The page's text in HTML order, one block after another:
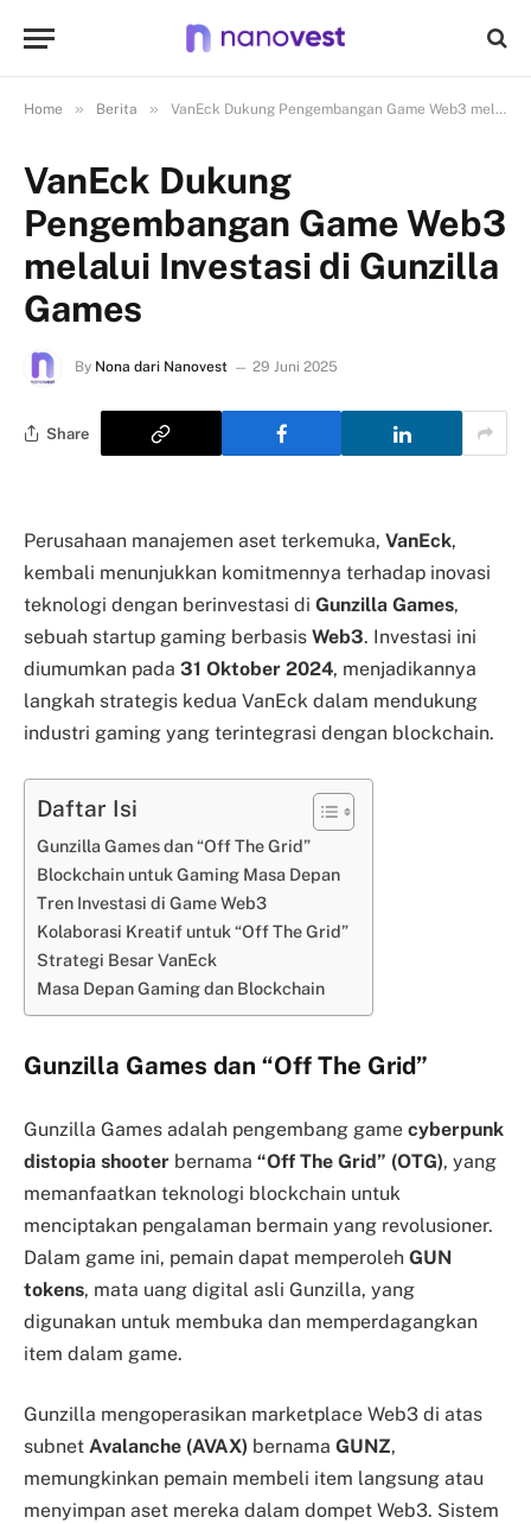
Home » Berita » VanEck Dukung Pengembangan Game Web3 melalui Investasi di Gunzilla Games
VanEck Dukung
Pengembangan Game Web3
melalui Investasi di Gunzilla
Games
By Nona dari Nanovest 29 Juni 2025
Share
Perusahaan manajemen aset terkemuka, VanEck,
kembali menunjukkan komitmennya terhadap inovasi
teknologi dengan berinvestasi di Gunzilla Games,
sebuah startup gaming berbasis Web3. Investasi ini
diumumkan pada 31 Oktober 2024, menjadikannya
langkah strategis kedua VanEck dalam mendukung
industri gaming yang terintegrasi dengan blockchain.
Daftar Isi
Gunzilla Games dan “Off The Grid”
Blockchain untuk Gaming Masa Depan
Tren Investasi di Game Web3
Kolaborasi Kreatif untuk “Off The Grid”
Strategi Besar VanEck
Masa Depan Gaming dan Blockchain
Gunzilla Games dan “Off The Grid”
Gunzilla Games adalah pengembang game cyberpunk
distopia shooter bernama “Off The Grid” (OTG), yang
memanfaatkan teknologi blockchain untuk
menciptakan pengalaman bermain yang revolusioner.
Dalam game ini, pemain dapat memperoleh GUN
tokens, mata uang digital asli Gunzilla, yang
digunakan untuk membuka dan memperdagangkan
item dalam game.
Gunzilla mengoperasikan marketplace Web3 di atas
subnet Avalanche (AVAX) bernama GUNZ,
memungkinkan pemain membeli item langsung atau
menyimpan aset mereka dalam dompet Web3. Sistem